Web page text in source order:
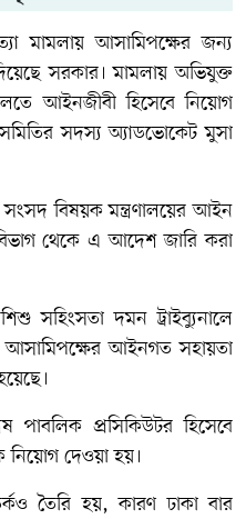
মামলায় আসামিপক্ষের জন্য
সরকার। মামলায় অভিযুক্ত
আইনজীবী হিসেবে নিয়োগ
সদস্য অ্যাডভোকেট মুসা
বিষয়ক মন্ত্রণালয়ের আইন
থেকে এ আদেশ জারি করা
সহিংসতা দমন ট্রাইব্যুনালে
আইনগত সহায়তা
পাবলিক প্রসিকিউটর হিসেবে
দেওয়া হয়।
তৈরি হয়, কারণ ঢাকা বার